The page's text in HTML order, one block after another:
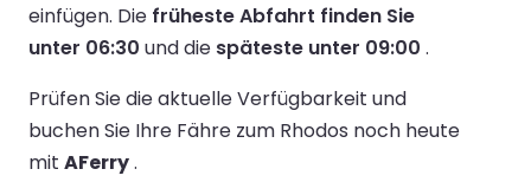
einfügen. Die früheste Abfahrt finden Sie
unter 06:30 und die späteste unter 09:00 .
Prüfen Sie die aktuelle Verfügbarkeit und
buchen Sie Ihre Fähre zum Rhodos noch heute
mit AFerry.